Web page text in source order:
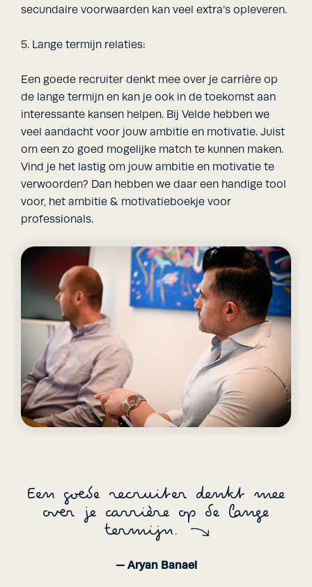
secundaire voorwaarden kan veel extra’s opleveren.
5. Lange termijn relaties:
Een goede recruiter denkt mee over je carrière op
de lange termijn en kan je ook in de toekomst aan
interessante kansen helpen. Bij Velde hebben we
veel aandacht voor jouw ambitie en motivatie. Juist
om een zo goed mogelijke match te kunnen maken.
Vind je het lastig om jouw ambitie en motivatie te
verwoorden? Dan hebben we daar een handige tool
voor, het ambitie & motivatieboekje voor
professionals.
Een goede recruiter denkt mee
over je carrière op de lange
termijn.
— Aryan Banaei